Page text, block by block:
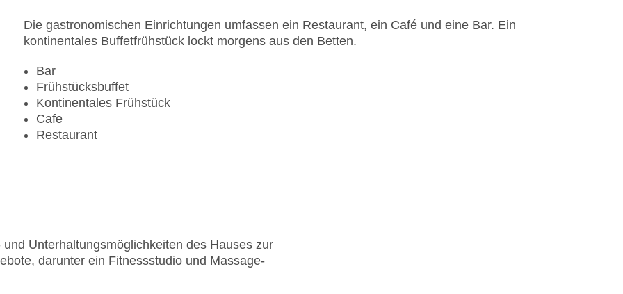
Die gastronomischen Einrichtungen umfassen ein Restaurant, ein Café und eine Bar. Ein
kontinentales Buffetfrühstück lockt morgens aus den Betten.
Bar
Frühstücksbuffet
Kontinentales Frühstück
Cafe
Restaurant
Unterhaltungsmöglichkeiten des Hauses zur
darunter ein Fitnessstudio und Massage-